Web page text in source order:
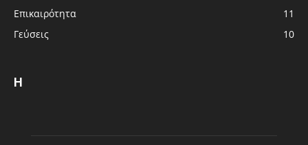
Επικαιρότητα
11
Γεύσεις
10
Η